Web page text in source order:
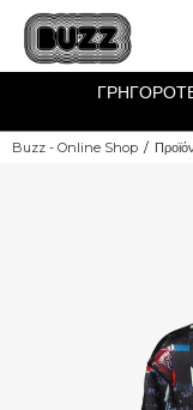
Buzz - Online Shop